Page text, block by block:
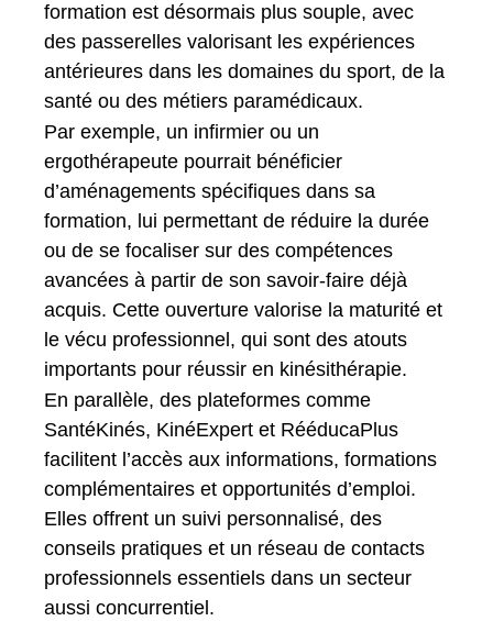
formation est désormais plus souple, avec
des passerelles valorisant les expériences
antérieures dans les domaines du sport, de la
santé ou des métiers paramédicaux.
Par exemple, un infirmier ou un
ergothérapeute pourrait bénéficier
d’aménagements spécifiques dans sa
formation, lui permettant de réduire la durée
ou de se focaliser sur des compétences
avancées à partir de son savoir-faire déjà
acquis. Cette ouverture valorise la maturité et
le vécu professionnel, qui sont des atouts
importants pour réussir en kinésithérapie.
En parallèle, des plateformes comme
SantéKinés, KinéExpert et RééducaPlus
facilitent l’accès aux informations, formations
complémentaires et opportunités d’emploi.
Elles offrent un suivi personnalisé, des
conseils pratiques et un réseau de contacts
professionnels essentiels dans un secteur
aussi concurrentiel.